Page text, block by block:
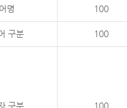
명 100
구분 100
구분 100